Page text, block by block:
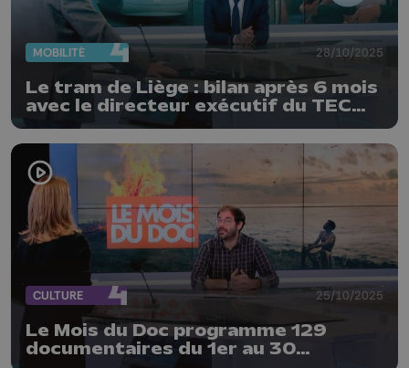
MOBILITÉ 28/10/2025
Le tram de Liège : bilan après 6 mois
avec le directeur exécutif du TEC
Liège-Verviers
CULTURE 25/10/2025
Le Mois du Doc programme 129
documentaires du 1er au 30